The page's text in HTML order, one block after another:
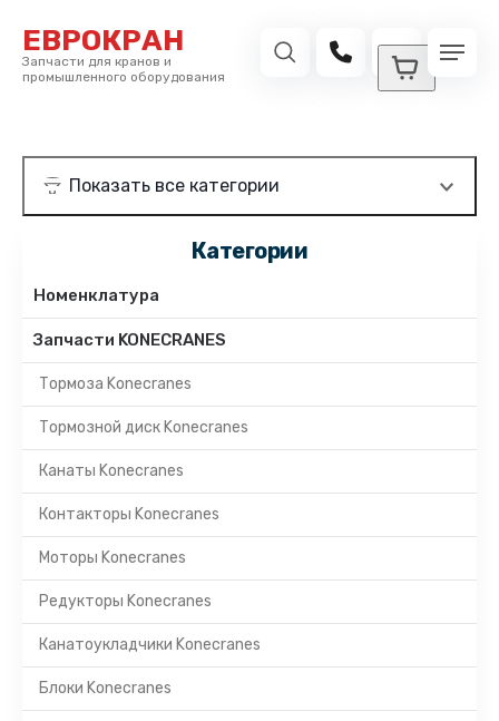
ЕВРОКРАН
Запчасти для кранов и
промышленного оборудования
Категории
Номенклатура
Запчасти KONECRANES
Тормоза Konecranes
Тормозной диск Konecranes
Канаты Konecranes
Контакторы Konecranes
Моторы Konecranes
Редукторы Konecranes
Канатоукладчики Konecranes
Блоки Konecranes